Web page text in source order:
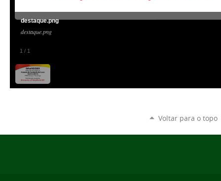
1 / 1
destaque.png
destaque.png
Voltar para o topo